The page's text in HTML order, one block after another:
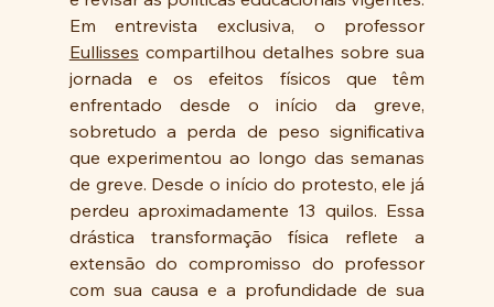
Eullisses compartilhou detalhes sobre sua
jornada e os efeitos físicos que têm
enfrentado desde o início da greve,
sobretudo a perda de peso significativa
que experimentou ao longo das semanas
de greve. Desde o início do protesto, ele já
perdeu aproximadamente 13 quilos. Essa
drástica transformação física reflete a
extensão do compromisso do professor
com sua causa e a profundidade de sua